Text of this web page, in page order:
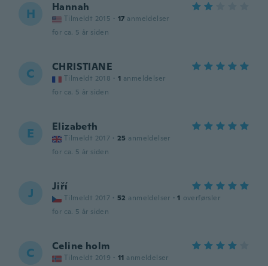
H Hannah
Tilmeldt 2015 · 17 anmeldelser
for ca. 5 år siden
C CHRISTIANE
Tilmeldt 2018 · 1 anmeldelser
for ca. 5 år siden
E Elizabeth
Tilmeldt 2017 · 25 anmeldelser
for ca. 5 år siden
J Jiří
Tilmeldt 2017 · 52 anmeldelser · 1 overførsler
for ca. 5 år siden
C Celine holm
Tilmeldt 2019 · 11 anmeldelser